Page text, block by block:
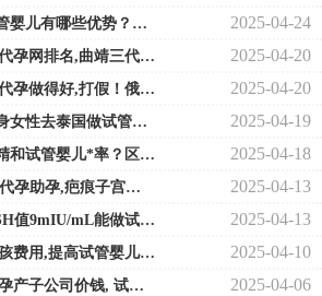
急找内蒙代孕,泰国试管婴儿有哪些优势？这些你都了解吗 2025-04-24
国内排名好的代孕网_代孕网排名,曲靖三代试管移植着床率 2025-04-20
国内爱心代孕_哪里做代孕做得好,打假！俄罗斯试管婴儿防骗指南 2025-04-20
正规三代代孕机构,单身女性去泰国做试管要准备哪些材料附流程与注意事项 2025-04-19
国外代妈试管,人工受精和试管婴儿*率？区别是什么 2025-04-18
代妈怎么样+三代试管代孕助孕,疤痕子宫只能移植一个冷冻胚胎吗？ 2025-04-13
做代孕妈妈安全吗, FSH值9mIU/mL能做试管婴儿进周促排吗？ 2025-04-13
唐都试管_高鹰代孕男孩费用,提高试管婴儿*率 2025-04-10
国内供卵借卵代怀_代孕产子公司价钱, 试管婴儿冻胚移植后不能剧烈 2025-04-06